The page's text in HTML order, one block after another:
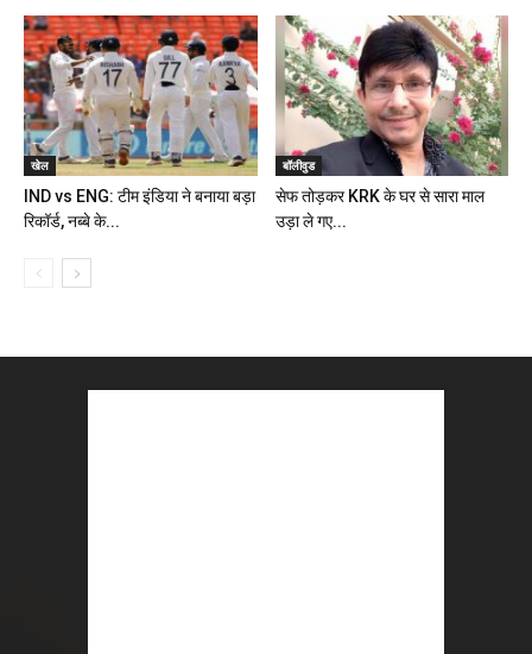
खेल
IND vs ENG: टीम इंडिया ने बनाया बड़ा
रिकॉर्ड, नब्बे के...
बॉलीवुड
सेफ तोड़कर KRK के घर से सारा माल
उड़ा ले गए...